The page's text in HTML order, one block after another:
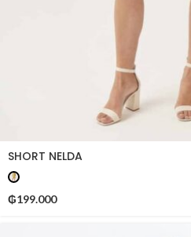
SHORT NELDA
₲199.000